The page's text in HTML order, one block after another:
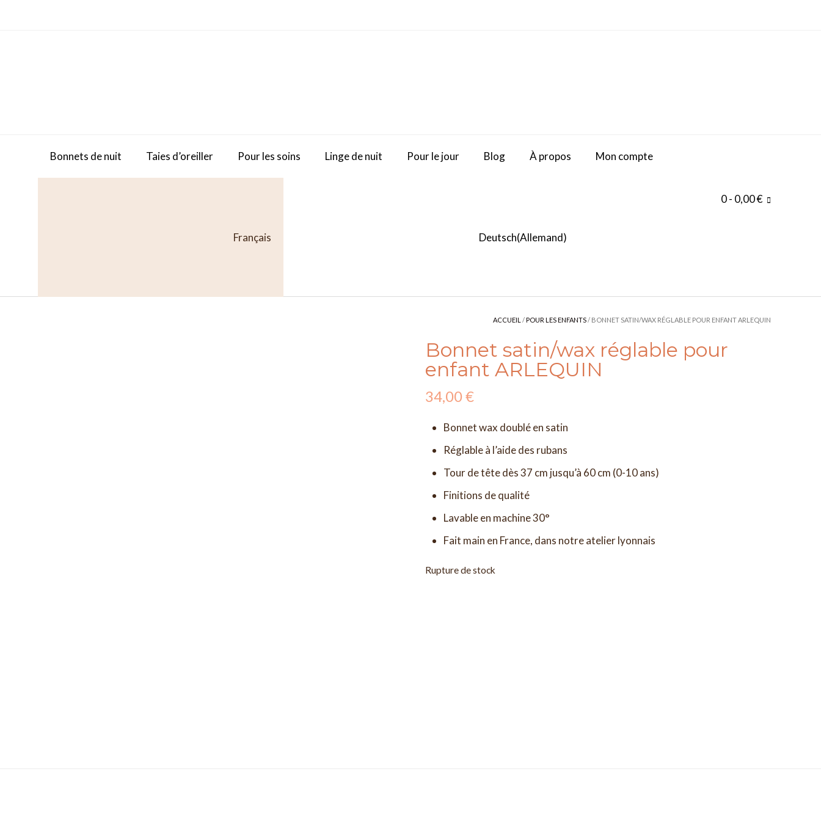
Bonnets de nuit Taies d’oreiller Pour les soins Linge de nuit Pour le jour Blog À propos Mon compte
Français Deutsch(Allemand)
0- 0,00 €
ACCUEIL /POUR LES ENFANTS/ BONNET SATIN/WAX RÉGLABLE POUR ENFANT ARLEQUIN
Bonnet satin/wax réglable pour
enfant ARLEQUIN
34,00€
Bonnet wax doublé en satin
Réglable à l’aide des rubans
Tour de tête dès 37 cm jusqu’à 60 cm (0-10 ans)
Finitions de qualité
Lavable en machine 30°
Fait main en France, dans notre atelier lyonnais
Rupture de stock